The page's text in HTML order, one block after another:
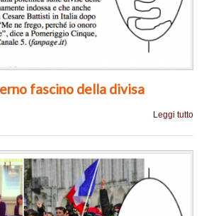
fascino della divisa
Leggi tutto